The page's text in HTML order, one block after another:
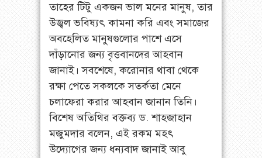
তাহের টিটু একজন ভাল মনের মানুষ, তার
উজ্বল ভবিষ্যৎ কামনা করি এবং সমাজের
অবহেলিত মানুষগুলোর পাশে এসে
দাঁড়ানোর জন্য বৃত্তবানদের আহবান
জানাই। সবশেষে, করোনার থাবা থেকে
রক্ষা পেতে সকলকে সতর্কতা মেনে
চলাফেরা করার আহবান জানান তিনি।
বিশেষ অতিথির বক্তব্য ড. শাহজাহান
মজুমদার বলেন, এই রকম মহৎ
উদ্যোগের জন্য ধন্যবাদ জানাই আবু